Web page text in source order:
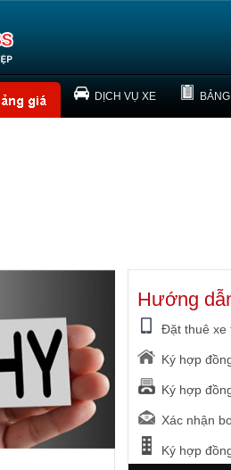
TÔI DỊCH VỤ XE
Hướng
Đặt thuê xe
Ký hợp
Ký hợp
Xác nhận
Ký hợp